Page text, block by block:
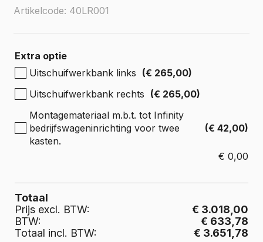
Artikelcode: 40LR001
Extra optie
Uitschuifwerkbank links (€ 265,00)
Uitschuifwerkbank rechts (€ 265,00)
Montagemateriaal m.b.t. tot Infinity
bedrijfswageninrichting voor twee
kasten.
(€ 42,00)
€ 0,00
Totaal
Prijs excl. BTW:
€ 3.018,00
BTW:
€ 633,78
Totaal incl. BTW:
€ 3.651,78